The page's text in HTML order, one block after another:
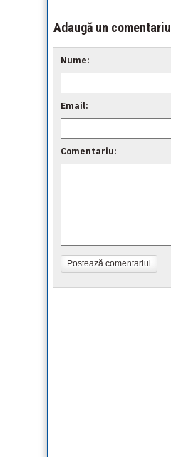
Adaugă un comentariu
Nume:
Email:
Comentariu:
Postează comentariul